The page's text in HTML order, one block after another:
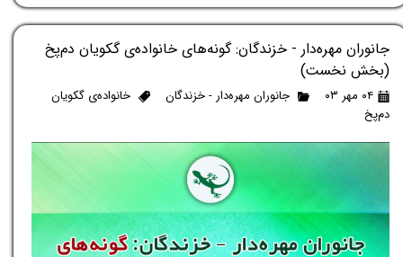
جانوران مهره‌دار - خزندگان: گونه‌های خانواده‌ی گکویان دم‌پخ
(بخش نخست)
۰۴ مهر ۰۳ جانوران مهره‌دار - خزندگان
خانواده‌ی گکویان
دم‌پخ